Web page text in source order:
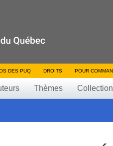
DES PUQ DROITS POUR
Thèmes